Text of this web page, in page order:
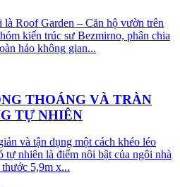
là Roof Garden – Căn hộ vườn trên
kiến trúc sư Bezmirno, phân chia
hảo không gian...
THOÁNG VÀ TRÀN
TỰ NHIÊN
và tận dụng một cách khéo léo
tự nhiên là điểm nôi bật của ngôi nhà
5,9m x...